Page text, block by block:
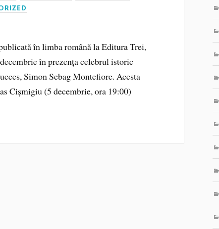
în limba română la Editura Trei,
în prezența celebrul istoric
Simon Sebag Montefiore. Acesta
Cișmigiu (5 decembrie, ora 19:00)